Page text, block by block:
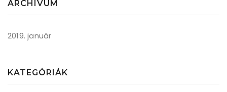
ARCHÍVUM
2019. január
KATEGÓRIÁK